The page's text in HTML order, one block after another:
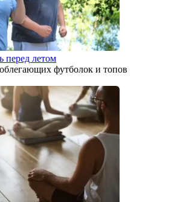
перед летом
футболок и топов